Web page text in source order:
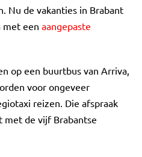
Nu de vakanties in Brabant
met een aangepaste
op een buurtbus van Arriva,
voor ongeveer
reizen. Die afspraak
met de vijf Brabantse